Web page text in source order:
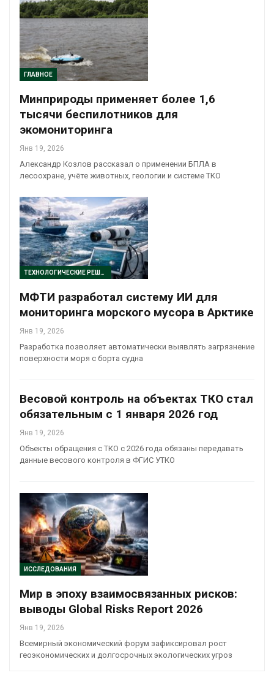
ГЛАВНОЕ
Минприроды применяет более 1,6
тысячи беспилотников для
экомониторинга
Янв 19, 2026
Александр Козлов рассказал о применении БПЛА в
лесоохране, учёте животных, геологии и системе ТКО
ТЕХНОЛОГИЧЕСКИЕ РЕШЕНИЯ
МФТИ разработал систему ИИ для
мониторинга морского мусора в Арктике
Янв 19, 2026
Разработка позволяет автоматически выявлять загрязнение
поверхности моря с борта судна
Весовой контроль на объектах ТКО стал
обязательным с 1 января 2026 год
Янв 19, 2026
Объекты обращения с ТКО с 2026 года обязаны передавать
данные весового контроля в ФГИС УТКО
ИССЛЕДОВАНИЯ
Мир в эпоху взаимосвязанных рисков:
выводы Global Risks Report 2026
Янв 19, 2026
Всемирный экономический форум зафиксировал рост
геоэкономических и долгосрочных экологических угроз